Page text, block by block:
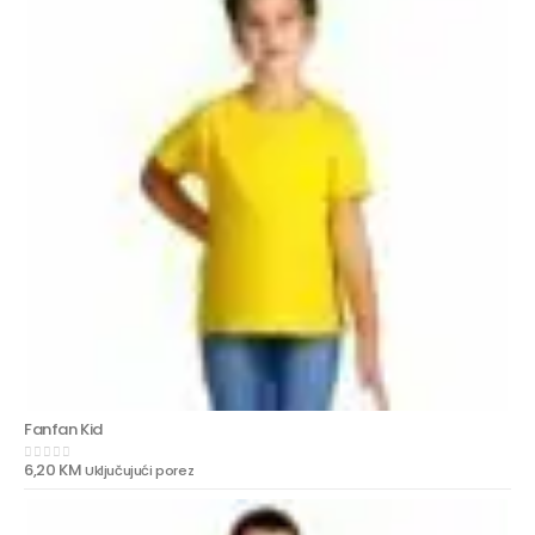
Fanfan Kid
0out of 5
6,20 KMUključujući porez